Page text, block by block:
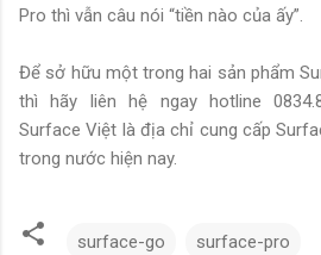
Pro thì vẫn câu nói “tiền nào của ấy”.
Để sở hữu một trong hai sản phẩm
thì hãy liên hệ ngay hotline
Surface Việt là địa chỉ cung cấp
trong nước hiện nay.
surface-go surface-pro